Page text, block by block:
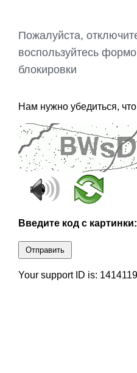
Пожалуйста,
воспользуйтесь
блокировки
Нам нужно убедиться,
Введите код с картинки:
Отправить
Your support ID is: